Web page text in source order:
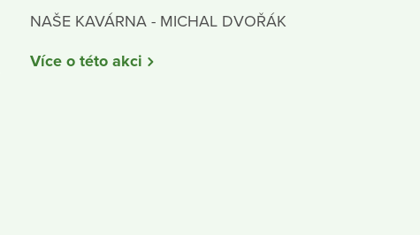
NAŠE KAVÁRNA - MICHAL DVOŘÁK
Více o této akci